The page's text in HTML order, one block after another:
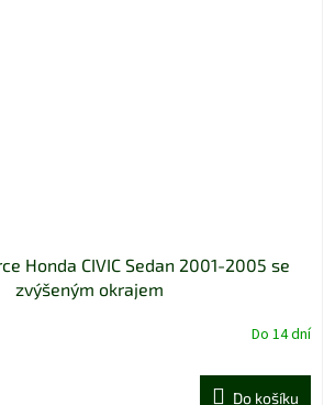
Honda CIVIC Sedan 2001-2005 se
zvýšeným okrajem
Do 14 dní
Do košíku